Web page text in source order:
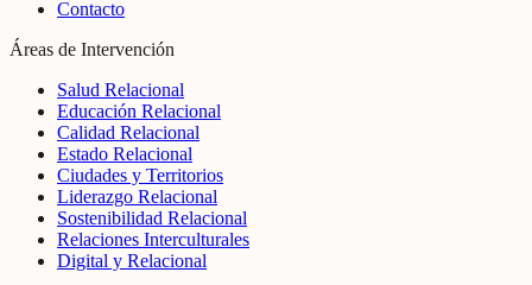
Contacto
Áreas de Intervención
Salud Relacional
Educación Relacional
Calidad Relacional
Estado Relacional
Ciudades y Territorios
Liderazgo Relacional
Sostenibilidad Relacional
Relaciones Interculturales
Digital y Relacional